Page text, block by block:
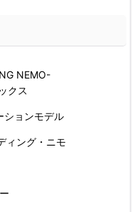
NEMO-
クス
ションモデル
ィング・ニモ
ー